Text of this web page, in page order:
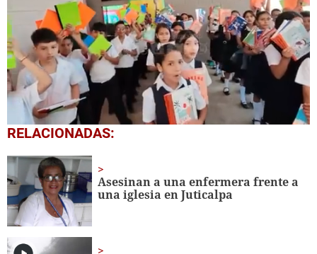
0
seconds
1
minute,
56
seconds
RELACIONADAS:
Asesinan a una enfermera frente a
una iglesia en Juticalpa